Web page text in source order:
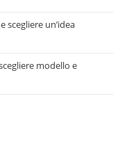
scegliere un’idea
modello e